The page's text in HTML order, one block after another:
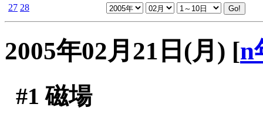
27 28
2005年02月21日(月) [n
#1 磁場